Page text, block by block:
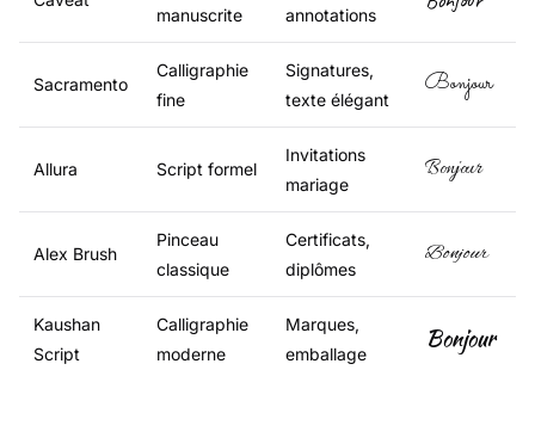
manuscrite
annotations
Sacramento
Calligraphie
fine
Signatures,
texte élégant
Bonjour
Allura Script formel
Invitations
mariage
Bonjour
Alex Brush
Pinceau
classique
Certificats,
diplômes
Bonjour
Kaushan
Script
Calligraphie
moderne
Marques,
emballage
Bonjour